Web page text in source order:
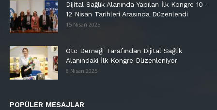
Dijital Sağlık Alanında Yapılan İlk Kongre 10-
12 Nisan Tarihleri Arasında Düzenlendi
15 Nisan 2025
Otc Derneği Tarafından Dijital Sağlık
Alanındaki İlk Kongre Düzenleniyor
8 Nisan 2025
POPÜLER MESAJLAR